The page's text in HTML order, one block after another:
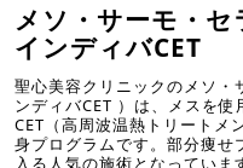
メソ・サーモ・セ
インディバCET
聖心美容クリニックのメソ・
ンディバCET ）は、メスを
CET（高周波温熱トリートメ
身プログラムです。部分痩せ
入る人気の施術となっていま